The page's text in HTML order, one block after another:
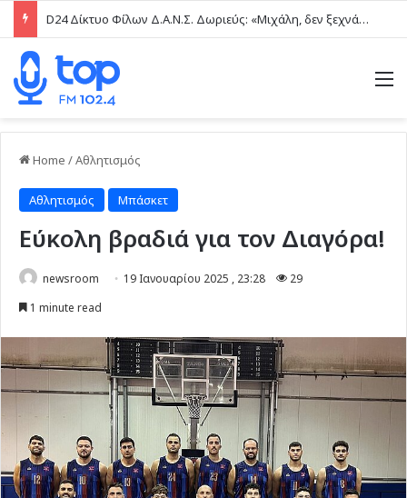
D24 Δίκτυο Φίλων Δ.Α.Ν.Σ. Δωριεύς: «Μιχάλη, δεν ξεχνάμε – Η βία δεν είναι μαγκιά»
Home /Αθλητισμός
Αθλητισμός Μπάσκετ
Εύκολη βραδιά για τον Διαγόρα!
newsroom 19 Ιανουαρίου 2025 , 23:28
29
1 minute read